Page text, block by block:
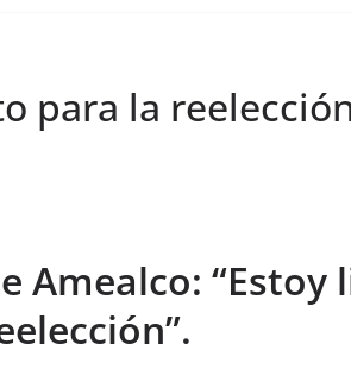
para la
Amealco: “Estoy